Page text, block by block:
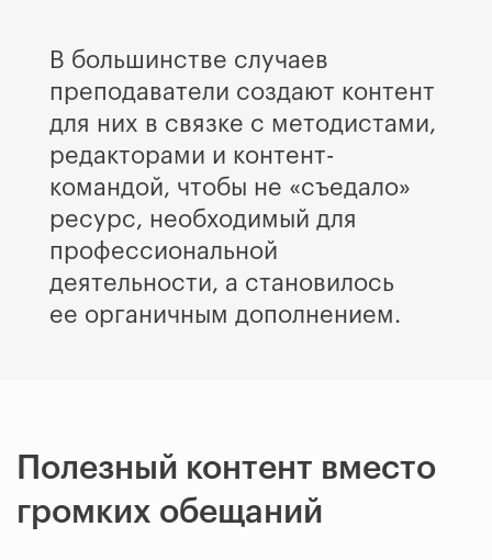
В большинстве случаев
преподаватели создают контент
для них в связке с методистами,
редакторами и контент-
командой, чтобы не «съедало»
ресурс, необходимый для
профессиональной
деятельности, а становилось
ее органичным дополнением.
Полезный контент вместо
громких обещаний